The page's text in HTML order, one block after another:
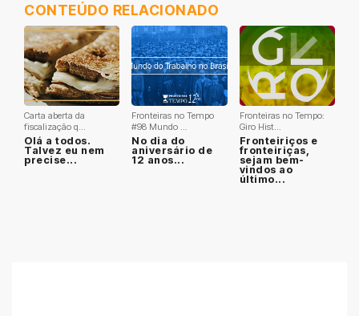
CONTEÚDO RELACIONADO
Carta aberta da
fiscalização q...
Olá a todos.
Talvez eu nem
precise...
Fronteiras no Tempo
#98 Mundo ...
No dia do
aniversário de
12 anos...
Fronteiras no Tempo:
Giro Hist...
Fronteiriços e
fronteiriças,
sejam bem-
vindos ao
último...